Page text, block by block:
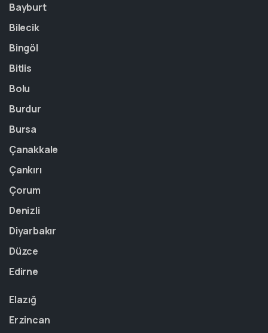
Bayburt
Bilecik
Bingöl
Bitlis
Bolu
Burdur
Bursa
Çanakkale
Çankırı
Çorum
Denizli
Diyarbakır
Düzce
Edirne
Elazığ
Erzincan